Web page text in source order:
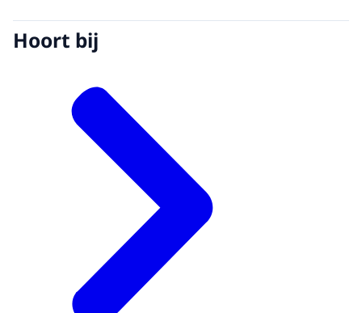
Hoort bij